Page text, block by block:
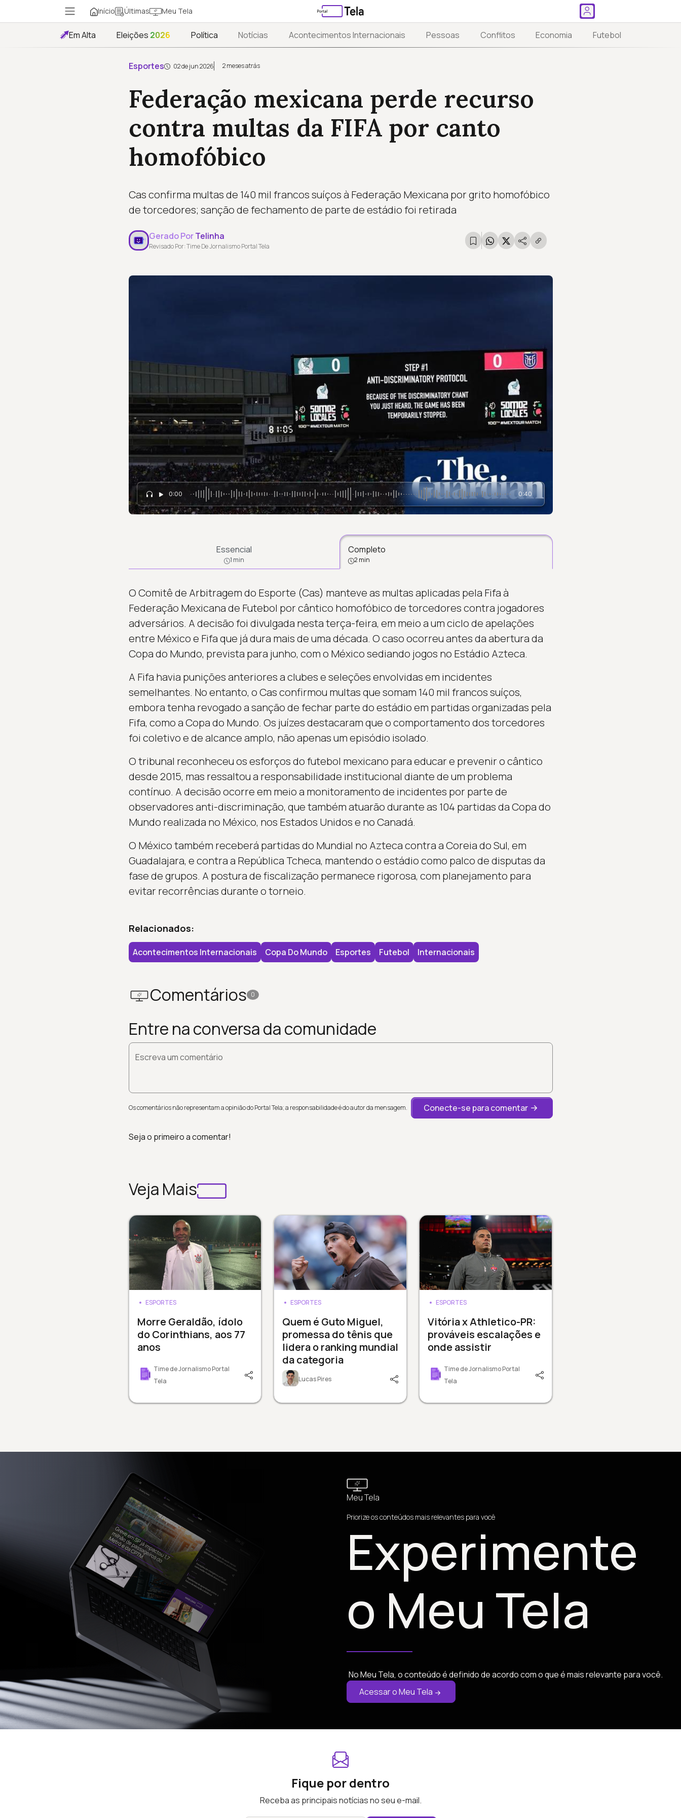
Início Últimas Meu Tela
Em Alta Eleições 2026 Política Notícias Acontecimentos Internacionais Pessoas Conflitos Economia Futebol
Esportes 02 de jun 2026 2 meses atrás
Federação mexicana perde recurso
contra multas da FIFA por canto
homofóbico
Cas confirma multas de 140 mil francos suíços à Federação Mexicana por grito homofóbico
de torcedores; sanção de fechamento de parte de estádio foi retirada
Gerado PorTelinha
Revisado Por: Time De Jornalismo Portal Tela
0:00 0:40
Essencial
1 min
Completo
2 min
O Comitê de Arbitragem do Esporte (Cas) manteve as multas aplicadas pela Fifa à
Federação Mexicana de Futebol por cântico homofóbico de torcedores contra jogadores
adversários. A decisão foi divulgada nesta terça-feira, em meio a um ciclo de apelações
entre México e Fifa que já dura mais de uma década. O caso ocorreu antes da abertura da
Copa do Mundo, prevista para junho, com o México sediando jogos no Estádio Azteca.
A Fifa havia punições anteriores a clubes e seleções envolvidas em incidentes
semelhantes. No entanto, o Cas confirmou multas que somam 140 mil francos suíços,
embora tenha revogado a sanção de fechar parte do estádio em partidas organizadas pela
Fifa, como a Copa do Mundo. Os juízes destacaram que o comportamento dos torcedores
foi coletivo e de alcance amplo, não apenas um episódio isolado.
O tribunal reconheceu os esforços do futebol mexicano para educar e prevenir o cântico
desde 2015, mas ressaltou a responsabilidade institucional diante de um problema
contínuo. A decisão ocorre em meio a monitoramento de incidentes por parte de
observadores anti-discriminação, que também atuarão durante as 104 partidas da Copa do
Mundo realizada no México, nos Estados Unidos e no Canadá.
O México também receberá partidas do Mundial no Azteca contra a Coreia do Sul, em
Guadalajara, e contra a República Tcheca, mantendo o estádio como palco de disputas da
fase de grupos. A postura de fiscalização permanece rigorosa, com planejamento para
evitar recorrências durante o torneio.
Relacionados:
Acontecimentos Internacionais Copa Do Mundo Esportes Futebol Internacionais
Comentários 0
Entre na conversa da comunidade
Escreva um comentário
Os comentários não representam a opinião do Portal Tela; a responsabilidade é do autor da mensagem. Conecte-se para comentar
Seja o primeiro a comentar!
Veja Mais
ESPORTES
Morre Geraldão, ídolo
do Corinthians, aos 77
anos
Time de Jornalismo Portal
Tela
ESPORTES
Quem é Guto Miguel,
promessa do tênis que
lidera o ranking mundial
da categoria
Lucas Pires
ESPORTES
Vitória x Athletico-PR:
prováveis escalações e
onde assistir
Time de Jornalismo Portal
Tela
Meu Tela
Priorize os conteúdos mais relevantes para você
Experimente
o Meu Tela
No Meu Tela, o conteúdo é definido de acordo com o que é mais relevante para você.
Acessar o Meu Tela
Fique por dentro
Receba as principais notícias no seu e-mail.